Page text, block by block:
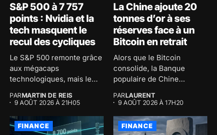
S&P 500 à 7 757
points : Nvidia et la
tech masquent le
recul des cycliques
Le S&P 500 remonte grâce
aux mégacaps
technologiques, mais le
PARMARTIN DE REIS
9 AOÛT 2026 À 21H05
La Chine ajoute 20
tonnes d’or à ses
réserves face à un
Bitcoin en retrait
Alors que le Bitcoin
consolide, la Banque
populaire de Chine
PARLAURENT
9 AOÛT 2026 À 17H20
FINANCE FINANCE